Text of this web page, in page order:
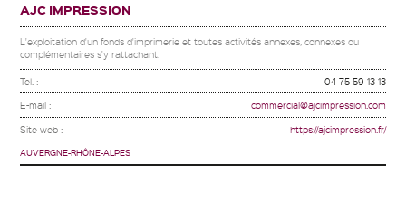
AJC IMPRESSION
L'exploitation d'un fonds d'imprimerie et toutes activités annexes, connexes ou
complémentaires s'y rattachant.
Tel. : 04 75 59 13 13
E-mail : commercial@ajcimpression.com
Site web : https://ajcimpression.fr/
AUVERGNE-RHÔNE-ALPES